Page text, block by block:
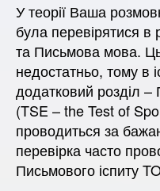
У теорії Ваша
була перевірятися в
та Письмова мова.
недостатньо, тому в
додатковий розділ –
(TSE – the Test of
проводиться за
перевірка часто
Письмового іспиту